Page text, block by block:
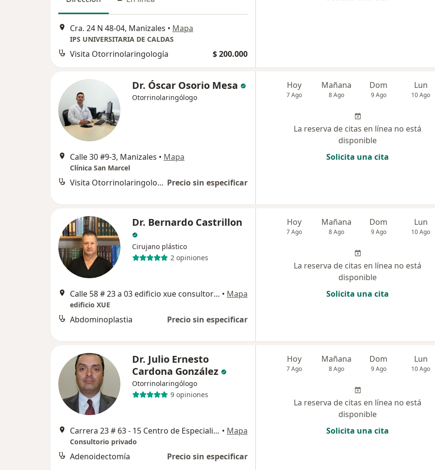
Cra. 24 N 48-04, Manizales • Mapa
IPS UNIVERSITARIA DE CALDAS
Visita Otorrinolaringología $ 200.000
Dr. Óscar Osorio Mesa
Otorrinolaringólogo
Calle 30 #9-3, Manizales • Mapa
Clínica San Marcel
Visita Otorrinolaringología Precio sin especificar
Hoy
7 Ago
Mañana
8 Ago
Dom
9 Ago
Lun
10 Ago
La reserva de citas en línea no está
disponible
Solicita una cita
Dr. Bernardo Castrillon
Cirujano plástico
2 opiniones
Calle 58 # 23 a 03 edificio xue consultorio 1 • Mapa
edificio XUE
Abdominoplastia Precio sin especificar
Hoy
7 Ago
Mañana
8 Ago
Dom
9 Ago
Lun
10 Ago
La reserva de citas en línea no está
disponible
Solicita una cita
Dr. Julio Ernesto
Cardona González
Otorrinolaringólogo
9 opiniones
Carrera 23 # 63 - 15 Centro de Especialistas Edificio El Castillo Consultorio 6, Manizales • Mapa
Consultorio privado
Adenoidectomía Precio sin especificar
Hoy
7 Ago
Mañana
8 Ago
Dom
9 Ago
Lun
10 Ago
La reserva de citas en línea no está
disponible
Solicita una cita